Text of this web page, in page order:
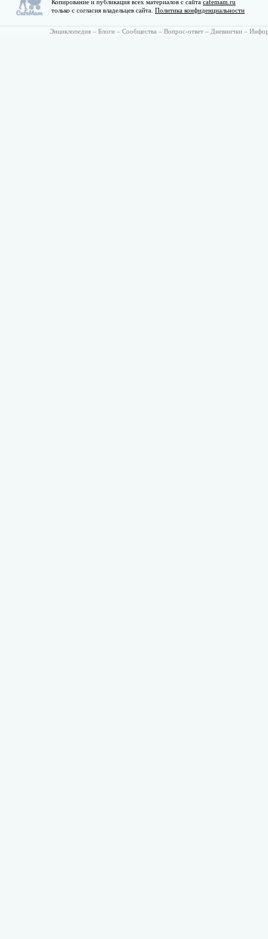
Копирование и публикация всех материалов с сайта cafemam.ru
только с согласия владельцев сайта. Политика конфиденциальности
Энциклопедия – Блоги – Сообщества – Вопрос-ответ – Дневнички –